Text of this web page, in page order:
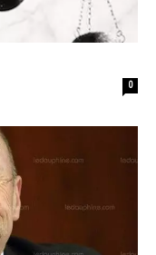
0